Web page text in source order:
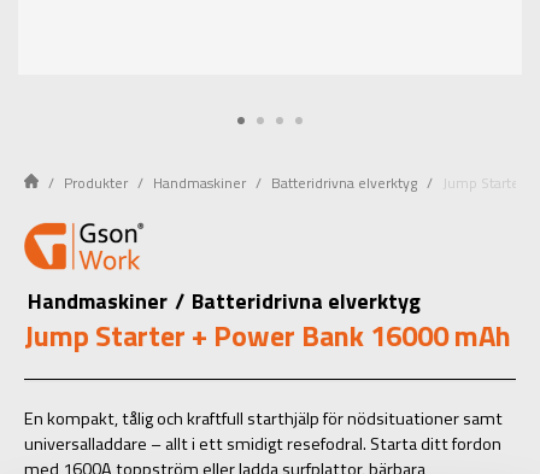
Produkter Handmaskiner Batteridrivna elverktyg Jump Starter
Handmaskiner / Batteridrivna elverktyg
Jump Starter + Power Bank 16000 mAh
En kompakt, tålig och kraftfull starthjälp för nödsituationer samt
universalladdare – allt i ett smidigt resefodral. Starta ditt fordon